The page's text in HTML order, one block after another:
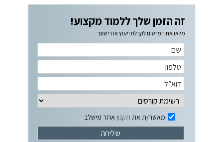
זה הזמן שלך ללמוד מקצוע!
מלאו את הפרטים לקבלת ייעוץ או רישום:
מאשר/ת את תקנון אתר מישלב